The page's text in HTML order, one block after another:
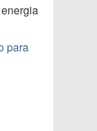
para